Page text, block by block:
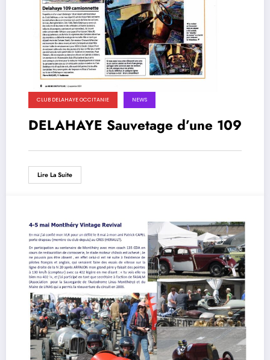
CLUB DELAHAYE OCCITANIE NEWS
DELAHAYE Sauvetage d’une 109
Lire La Suite